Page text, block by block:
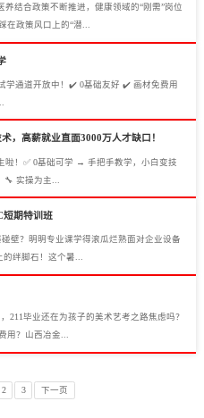
结合政策不断推进，健康领域的“刚需”岗位
在政策风口上的“潜...
学通道开放中！✔️ 0基础友好 ✔️ 画材免费用
，高薪就业直面3000万人才缺口！
啦！✅ 0基础可学 → 手把手教学，小白变技
实操为主...
短期特训班
壁？明明专业课学得滚瓜烂熟面对企业设备
的绊脚石！这个暑...
毕业还在为孩子的美术艺考之路焦虑吗？
用？山西冶金...
2 3 下一页